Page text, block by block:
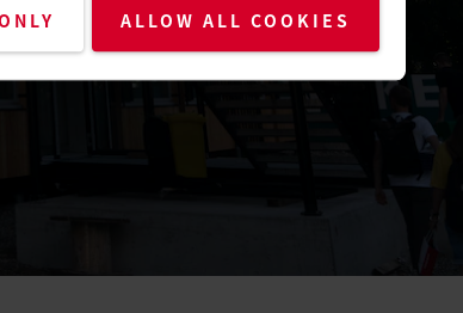
ALLOW ALL COOKIES